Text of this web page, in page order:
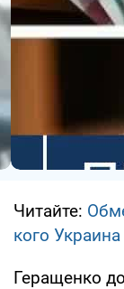
Читайте:
кого
Геращенко